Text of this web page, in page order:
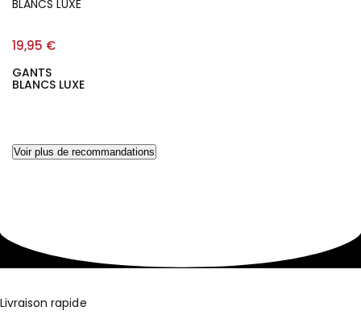
19,95 €
GANTS
BLANCS LUXE
Voir plus de recommandations
Livraison rapide